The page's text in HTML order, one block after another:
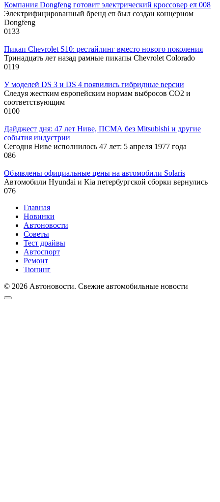
Компания Dongfeng готовит электрический кроссовер eπ 008
Электрифицированный бренд eπ был создан концерном
Dongfeng
0133
Пикап Chevrolet S10: рестайлинг вместо нового поколения
Тринадцать лет назад рамные пикапы Chevrolet Colorado
0119
У моделей DS 3 и DS 4 появились гибридные версии
Следуя жестким европейским нормам выбросов CO2 и
соответствующим
0100
Дайджест дня: 47 лет Ниве, ПСМА без Mitsubishi и другие
события индустрии
Сегодня Ниве исполнилось 47 лет: 5 апреля 1977 года
086
Объявлены официальные цены на автомобили Solaris
Автомобили Hyundai и Kia петербургской сборки вернулись
076
Главная
Новинки
Автоновости
Советы
Тест драйвы
Автоспорт
Ремонт
Тюнинг
© 2026 Автоновости. Свежие автомобильные новости